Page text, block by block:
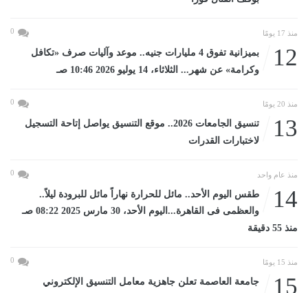
منذ 17 يومًا 0
12
بميزانية تفوق 4 مليارات جنيه.. موعد وآليات صرف «تكافل
وكرامة» عن شهر... الثلاثاء، 14 يوليو 2026 10:46 صـ
منذ 20 يومًا 0
13
تنسيق الجامعات 2026.. موقع التنسيق يواصل إتاحة التسجيل
لاختبارات القدرات
منذ عام واحد 0
14
طقس اليوم الأحد.. مائل للحرارة نهاراً مائل للبرودة ليلاً..
والعظمى فى القاهرة...اليوم الأحد، 30 مارس 2025 08:22 صـ
منذ 55 دقيقة
منذ 15 يومًا 0
15 جامعة العاصمة تعلن جاهزية معامل التنسيق الإلكتروني